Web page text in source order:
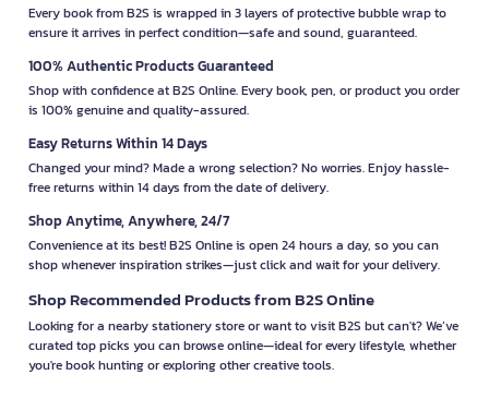
Every book from B2S is wrapped in 3 layers of protective bubble wrap to
ensure it arrives in perfect condition—safe and sound, guaranteed.
100% Authentic Products Guaranteed
Shop with confidence at B2S Online. Every book, pen, or product you order
is 100% genuine and quality-assured.
Easy Returns Within 14 Days
Changed your mind? Made a wrong selection? No worries. Enjoy hassle-
free returns within 14 days from the date of delivery.
Shop Anytime, Anywhere, 24/7
Convenience at its best! B2S Online is open 24 hours a day, so you can
shop whenever inspiration strikes—just click and wait for your delivery.
Shop Recommended Products from B2S Online
Looking for a nearby stationery store or want to visit B2S but can't? We’ve
curated top picks you can browse online—ideal for every lifestyle, whether
you're book hunting or exploring other creative tools.